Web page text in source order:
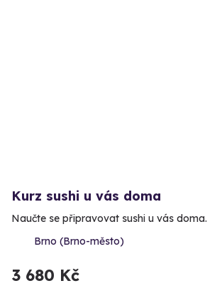
Kurz sushi u vás doma
Naučte se připravovat sushi u vás doma.
Brno (Brno-město)
3 680 Kč